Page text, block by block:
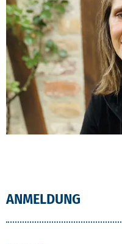
ANMELDUNG